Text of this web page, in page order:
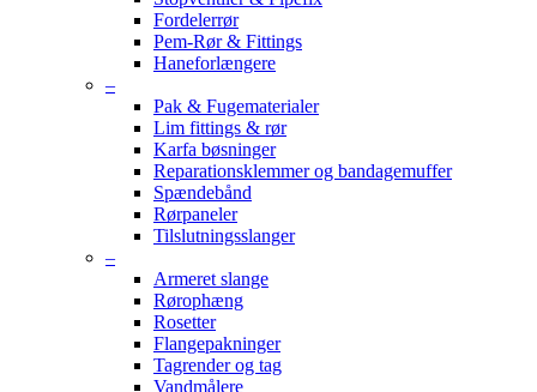
Fordelerrør
Pem-Rør & Fittings
Haneforlængere
–
Pak & Fugematerialer
Lim fittings & rør
Karfa bøsninger
Reparationsklemmer og bandagemuffer
Spændebånd
Rørpaneler
Tilslutningsslanger
–
Armeret slange
Rørophæng
Rosetter
Flangepakninger
Tagrender og tag
Vandmålere